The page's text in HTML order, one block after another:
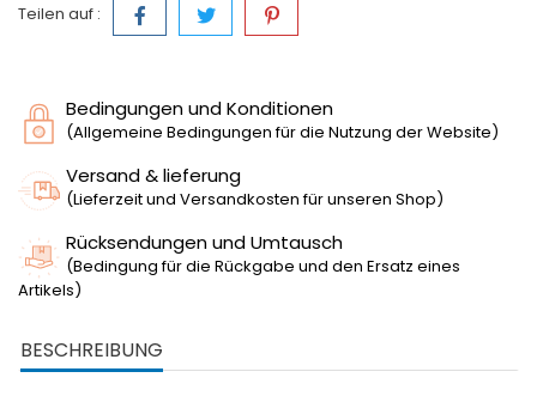
Teilen auf :
Bedingungen und Konditionen
(Allgemeine Bedingungen für die Nutzung der Website)
Versand & lieferung
(Lieferzeit und Versandkosten für unseren Shop)
Rücksendungen und Umtausch
(Bedingung für die Rückgabe und den Ersatz eines
Artikels)
BESCHREIBUNG